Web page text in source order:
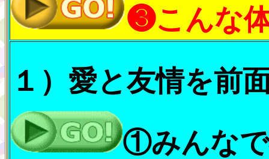
❸こんな
１）愛と友情を前
①みんな